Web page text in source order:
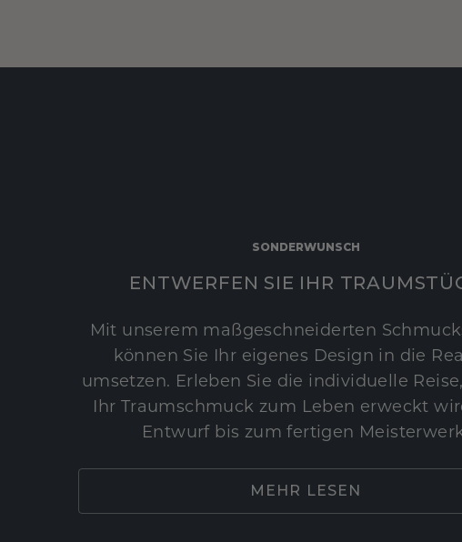
SONDERWUNSCH
ENTWERFEN SIE IHR
Mit unserem maßgeschneiderten
können Sie Ihr eigenes Design in die
umsetzen. Erleben Sie die individuelle
Ihr Traumschmuck zum Leben erweckt
Entwurf bis zum fertigen
MEHR LESEN